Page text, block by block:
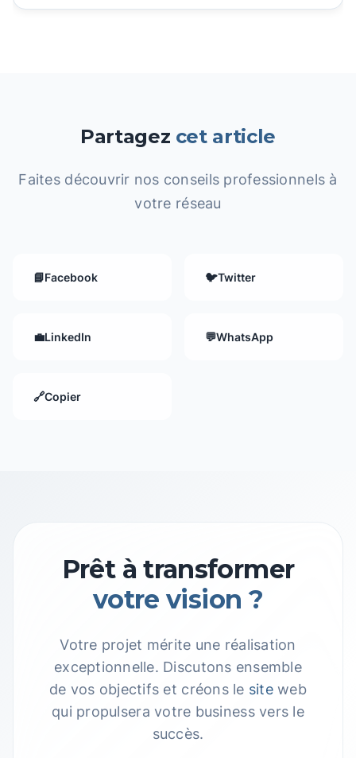
Partagez cet article
Faites découvrir nos conseils professionnels à
votre réseau
📘Facebook 🐦Twitter
💼LinkedIn 💬WhatsApp
🔗Copier
Prêt à transformer
votre vision ?
Votre projet mérite une réalisation
exceptionnelle. Discutons ensemble
de vos objectifs et créons le siteweb
qui propulsera votre business vers le
succès.